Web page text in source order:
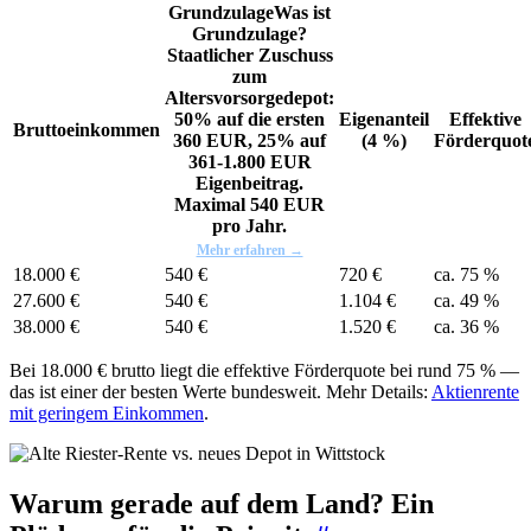
Bruttoeinkommen
GrundzulageWas ist
Grundzulage?
Staatlicher Zuschuss
zum
Altersvorsorgedepot:
50% auf die ersten
360 EUR, 25% auf
361-1.800 EUR
Eigenbeitrag.
Maximal 540 EUR
pro Jahr.
Mehr erfahren →
Eigenanteil
(4 %)
Effektive
18.000 € 540 € 720 €
ca. 75 %
27.600 €
540 € 1.104 €
ca. 49 %
38.000 €
540 € 1.520 € ca. 36 %
Bei 18.000 € brutto liegt die effektive Förderquote bei rund 75 % —
das ist einer der besten Werte bundesweit. Mehr Details: Aktienrente
mit geringem Einkommen.
Warum gerade auf dem Land? Ein